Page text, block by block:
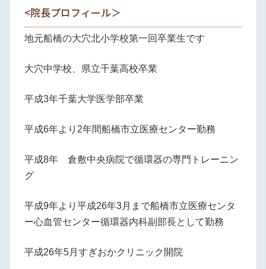
<院長プロフィール＞
地元船橋の大穴北小学校第一回卒業生です
大穴中学校、県立千葉高校卒業
平成3年千葉大学医学部卒業
平成6年より2年間船橋市立医療センター勤務
平成8年 倉敷中央病院で循環器の専門トレーニン
グ
平成9年より平成26年3月まで船橋市立医療センタ
ー心血管センター循環器内科副部長として勤務
平成26年5月すぎおかクリニック開院